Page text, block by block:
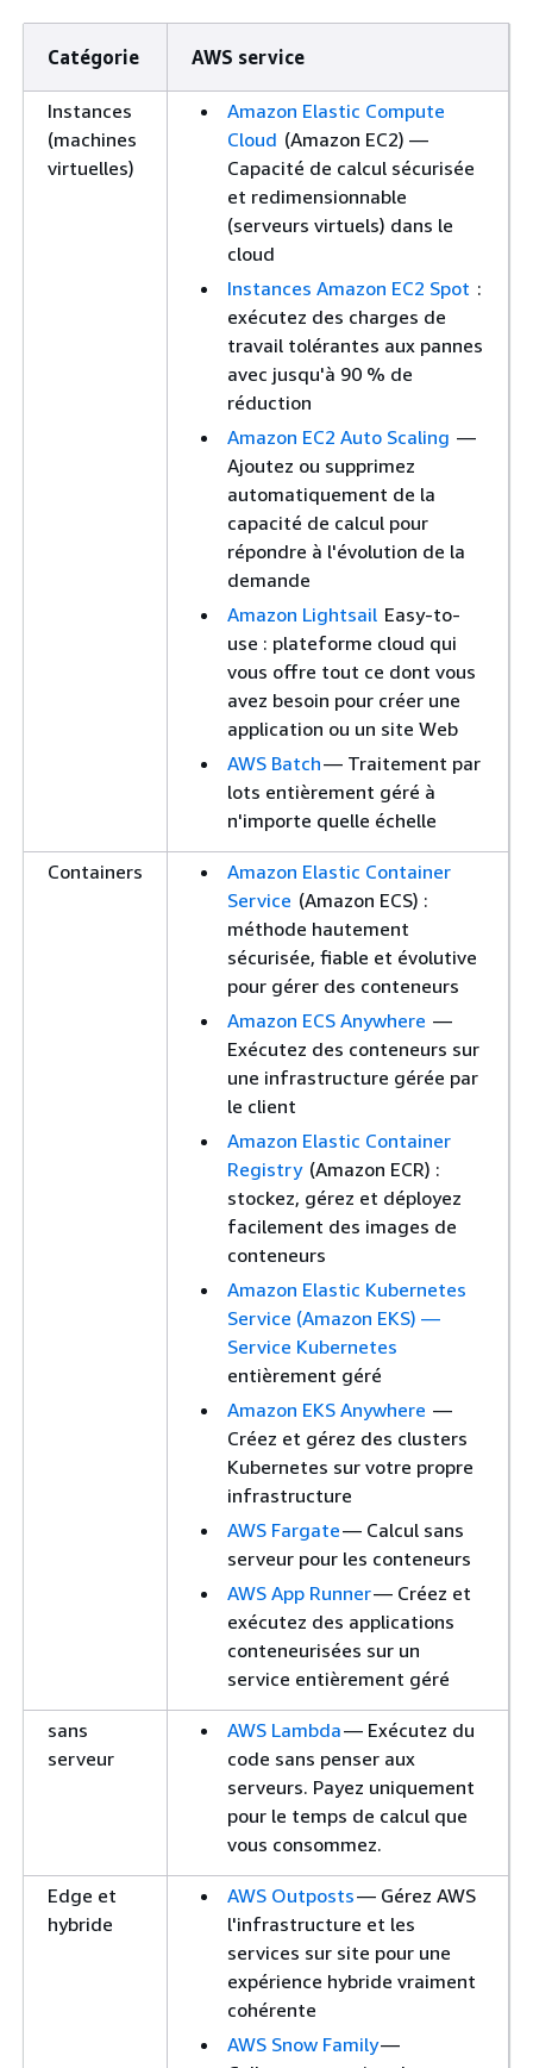
Catégorie AWS service
Instances
(machines
virtuelles)
Amazon Elastic Compute
Cloud (Amazon EC2) —
Capacité de calcul sécurisée
et redimensionnable
(serveurs virtuels) dans le
cloud
Instances Amazon EC2 Spot :
exécutez des charges de
travail tolérantes aux pannes
avec jusqu'à 90 % de
réduction
Amazon EC2 Auto Scaling —
Ajoutez ou supprimez
automatiquement de la
capacité de calcul pour
répondre à l'évolution de la
demande
Amazon Lightsail Easy-to-
use : plateforme cloud qui
vous offre tout ce dont vous
avez besoin pour créer une
application ou un site Web
AWS Batch— Traitement par
lots entièrement géré à
n'importe quelle échelle
Containers
Amazon Elastic Container
Service (Amazon ECS) :
méthode hautement
sécurisée, fiable et évolutive
pour gérer des conteneurs
Amazon ECS Anywhere —
Exécutez des conteneurs sur
une infrastructure gérée par
le client
Amazon Elastic Container
Registry (Amazon ECR) :
stockez, gérez et déployez
facilement des images de
conteneurs
Amazon Elastic Kubernetes
Service (Amazon EKS) —
Service Kubernetes
entièrement géré
Amazon EKS Anywhere —
Créez et gérez des clusters
Kubernetes sur votre propre
infrastructure
AWS Fargate— Calcul sans
serveur pour les conteneurs
AWS App Runner— Créez et
exécutez des applications
conteneurisées sur un
service entièrement géré
sans
serveur
AWS Lambda— Exécutez du
code sans penser aux
serveurs. Payez uniquement
pour le temps de calcul que
vous consommez.
Edge et
hybride
AWS Outposts— Gérez AWS
l'infrastructure et les
services sur site pour une
expérience hybride vraiment
cohérente
AWS Snow Family—